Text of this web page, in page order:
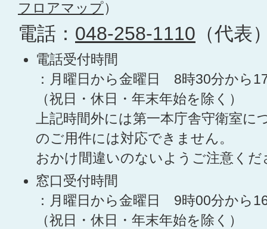
フロアマップ）
電話： 048-258-1110 （代表
電話受付時間
：月曜日から金曜日 8時30分から
（祝日・休日・年末年始を除く）
上記時間外には第一本庁舎守衛室に
のご用件には対応できません。
おかけ間違いのないようご注意くだ
窓口受付時間
：月曜日から金曜日 9時00分から
（祝日・休日・年末年始を除く）